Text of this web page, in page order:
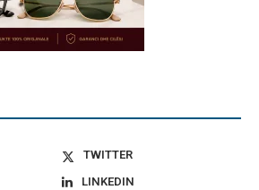
TWITTER
LINKEDIN